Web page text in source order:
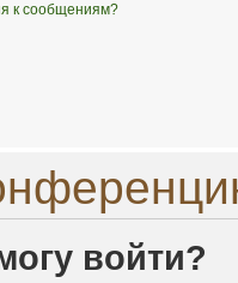
к сообщениям?
войти?